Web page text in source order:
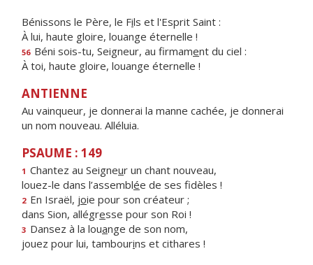
Bénissons le Père, le Fils et l'Esprit Saint :
À lui, haute gloire, louange éternelle !
56 Béni sois-tu, Seigneur, au firmament du ciel :
À toi, haute gloire, louange éternelle !
ANTIENNE
Au vainqueur, je donnerai la manne cachée, je donnerai
un nom nouveau. Alléluia.
PSAUME : 149
1 Chantez au Seigneur un chant nouveau,
louez-le dans l’assemblée de ses fidèles !
2 En Israël, joie pour son créateur ;
dans Sion, allégresse pour son Roi !
3 Dansez à la louange de son nom,
jouez pour lui, tambourins et cithares !